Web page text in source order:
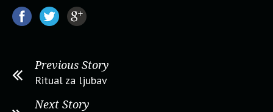
Previous Story
Ritual za ljubav
Next Story